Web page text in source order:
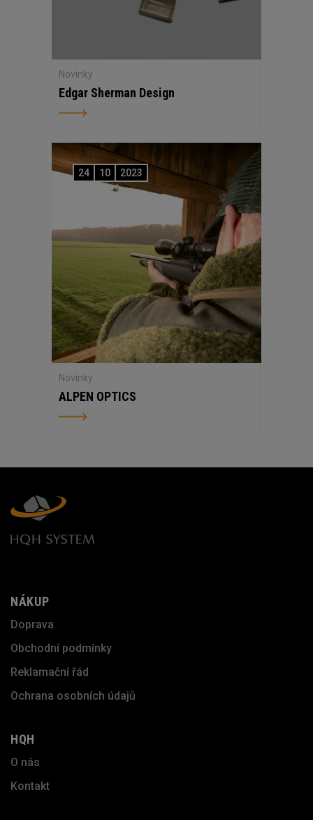
Novinky
Edgar Sherman Design
24 10 2023
Novinky
ALPEN OPTICS
NÁKUP
Doprava
Obchodní podmínky
Reklamační řád
Ochrana osobních údajů
HQH
O nás
Kontakt